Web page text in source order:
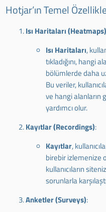
Hotjar’ın Temel
Isı Haritaları (Heatmaps)
Isı Haritaları,
tıkladığını, hangi
bölümlerde daha
Bu veriler,
ve hangi alanların
yardımcı olur.
Kayıtlar (Recordings):
Kayıtlar,
birebir izlemenize
kullanıcıların
sorunlarla
Anketler (Surveys):